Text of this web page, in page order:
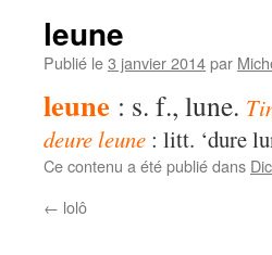
leune
Publié le3 janvier 2014par
leune : s. f., lune.
deure leune : litt. ‘dure
Ce contenu a été publié dans
← lolô